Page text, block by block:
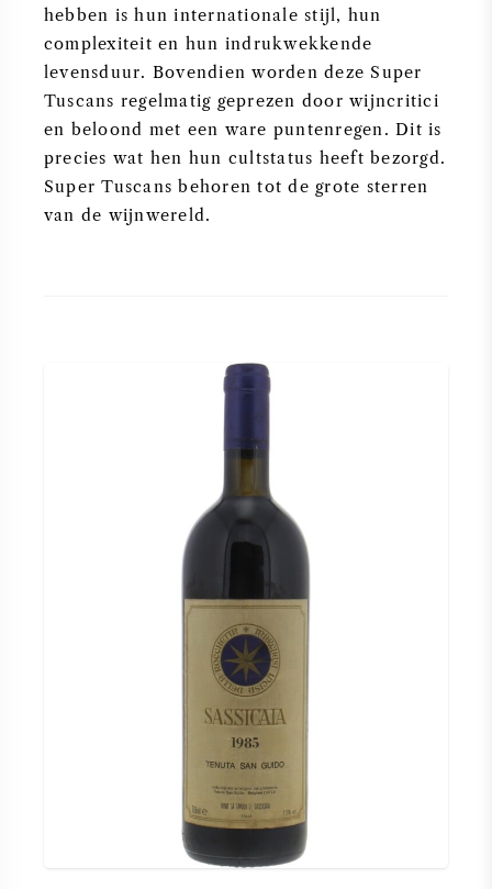
hebben is hun internationale stijl, hun
complexiteit en hun indrukwekkende
levensduur. Bovendien worden deze Super
Tuscans regelmatig geprezen door wijncritici
en beloond met een ware puntenregen. Dit is
precies wat hen hun cultstatus heeft bezorgd.
Super Tuscans behoren tot de grote sterren
van de wijnwereld.